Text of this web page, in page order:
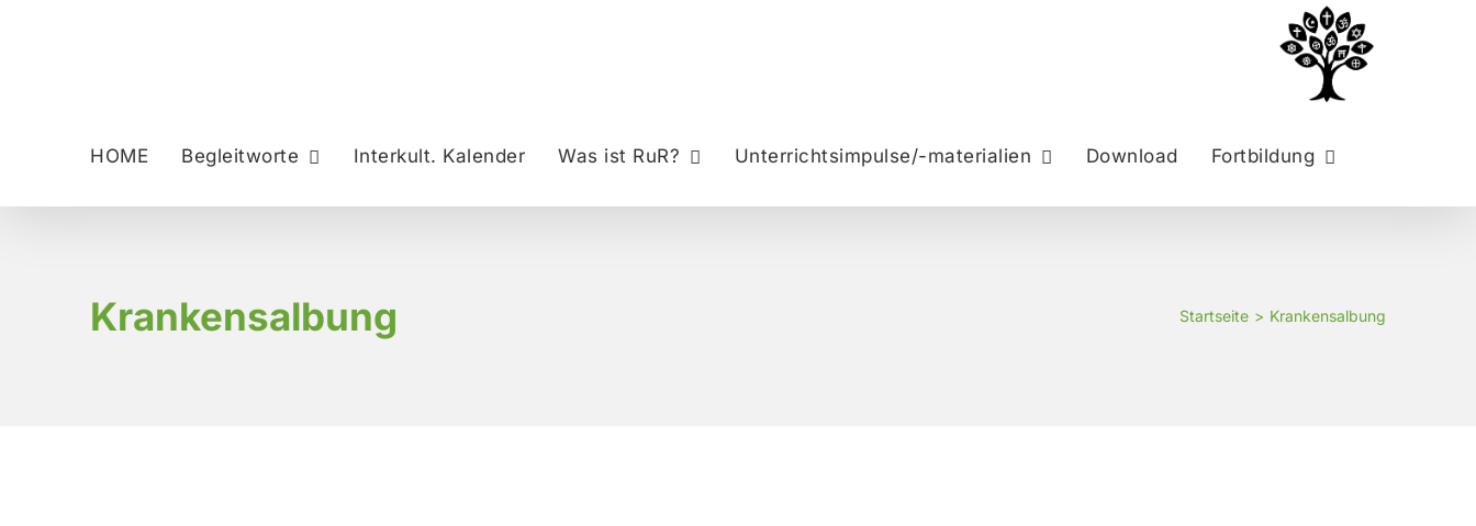
HOME Begleitworte Interkult. Kalender Was ist RuR? Unterrichtsimpulse/-materialien Download Fortbildung
Krankensalbung Startseite Krankensalbung